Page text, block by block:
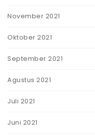
November 2021
Oktober 2021
September 2021
Agustus 2021
Juli 2021
Juni 2021